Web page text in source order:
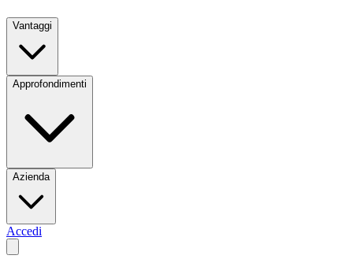
Vantaggi
Approfondimenti
Azienda
Accedi